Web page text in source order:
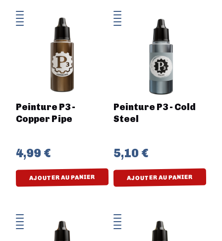
Peinture P3 -
Copper Pipe
4,99 €
AJOUTER AU PANIER
Peinture P3 - Cold
Steel
5,10 €
AJOUTER AU PANIER